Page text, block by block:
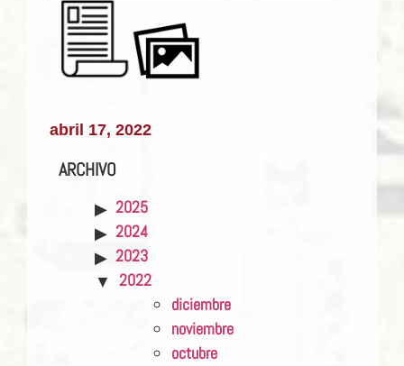
abril 17, 2022
ARCHIVO
2025
2024
2023
2022
diciembre
noviembre
octubre